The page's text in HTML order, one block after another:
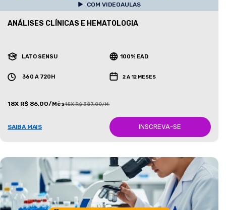
COM VIDEOAULAS
ANÁLISES CLÍNICAS E HEMATOLOGIA
LATO SENSU 100% EAD
360 A 720H 2 A 12 MESES
18X R$ 86,00/Mês18X R$ 387,00/Mês
SAIBA MAIS INSCREVA-SE